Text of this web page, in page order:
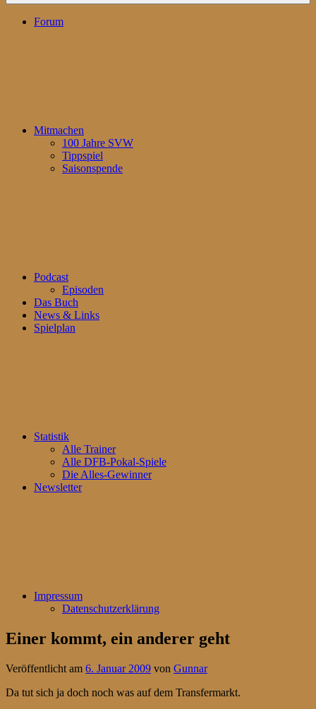
Forum
Mitmachen
100 Jahre SVW
Tippspiel
Saisonspende
Podcast
Episoden
Das Buch
News & Links
Spielplan
Statistik
Alle Trainer
Alle DFB-Pokal-Spiele
Die Alles-Gewinner
Newsletter
Impressum
Datenschutzerklärung
Einer kommt, ein anderer geht
Veröffentlicht am 6. Januar 2009 von Gunnar
Da tut sich ja doch noch was auf dem Transfermarkt.